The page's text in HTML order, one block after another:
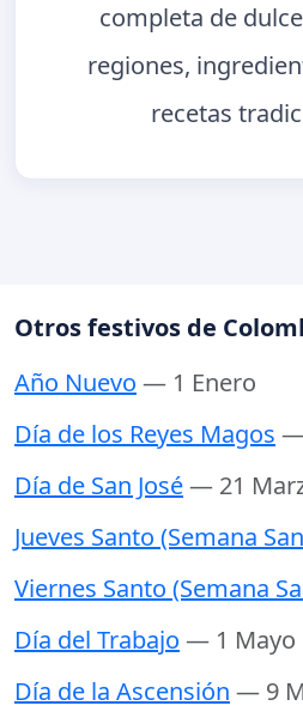
completa de
regiones,
recetas
Otros festivos de
Año Nuevo — 1 Enero
Día de los Reyes Magos —
Día de San José— 21
Jueves Santo (Semana
Viernes Santo (Semana
Día del Trabajo — 1 Mayo
Día de la Ascensión — 9